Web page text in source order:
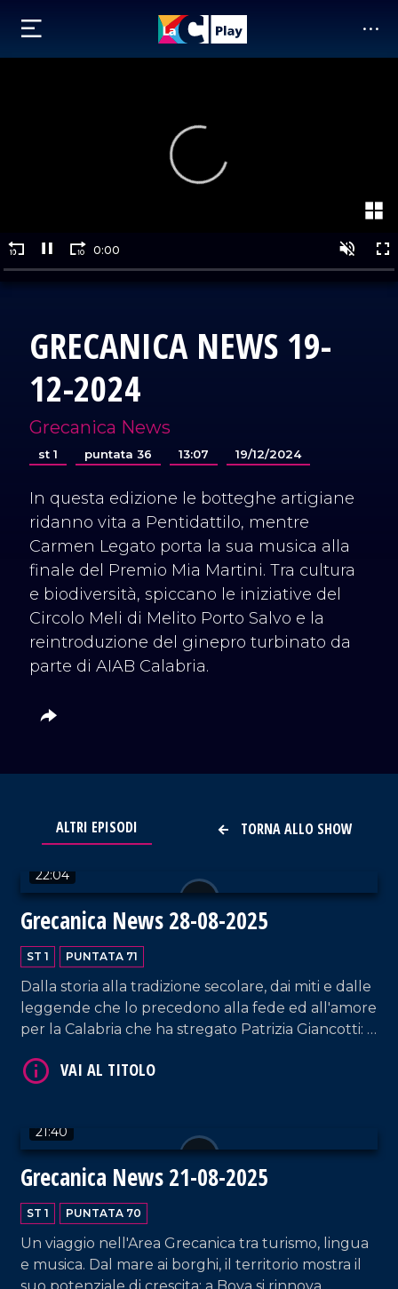
GRECANICA NEWS 19-
12-2024
Grecanica News
st 1 puntata 36 13:07 19/12/2024
In questa edizione le botteghe artigiane
ridanno vita a Pentidattilo, mentre
Carmen Legato porta la sua musica alla
finale del Premio Mia Martini. Tra cultura
e biodiversità, spiccano le iniziative del
Circolo Meli di Melito Porto Salvo e la
reintroduzione del ginepro turbinato da
parte di AIAB Calabria.
TORNA ALLO SHOW
ALTRI EPISODI
22:04
Grecanica News 28-08-2025
ST 1 PUNTATA 71
Dalla storia alla tradizione secolare, dai miti e dalle
leggende che lo precedono alla fede ed all'amore
per la Calabria che ha stregato Patrizia Giancotti: il
Grecanica News.
VAI AL TITOLO
21:40
Grecanica News 21-08-2025
ST 1 PUNTATA 70
Un viaggio nell'Area Grecanica tra turismo, lingua
e musica. Dal mare ai borghi, il territorio mostra il
VAI AL TITOLO
VAI AL TITOLO